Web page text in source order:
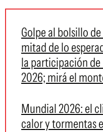
Golpe al bolsillo
mitad de lo
la participación de
2026; mirá el
Mundial 2026: el
calor y tormentas